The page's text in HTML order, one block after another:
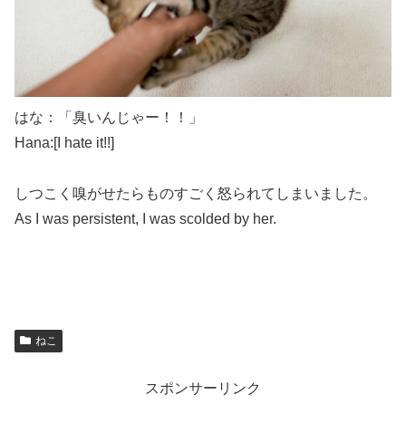
はな：「臭いんじゃー！！」
Hana:[I hate it!!]
しつこく嗅がせたらものすごく怒られてしまいました。
As I was persistent, I was scolded by her.
ねこ
スポンサーリンク